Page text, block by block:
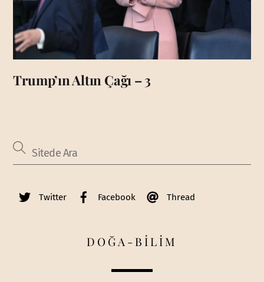
Trump’ın Altın Çağı – 3
Twitter Facebook Thread
DOĞA-BİLİM